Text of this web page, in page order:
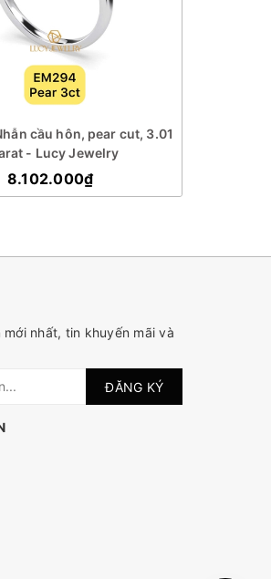
cầu hôn, pear cut, 3.01
- Lucy Jewelry
8.102.000₫
nhất, tin khuyến mãi và
ĐĂNG KÝ